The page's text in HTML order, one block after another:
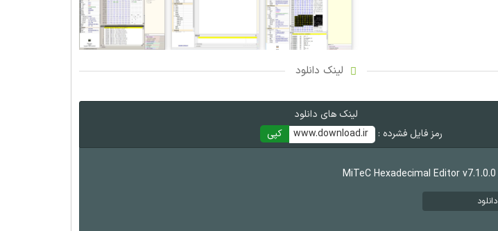
لینک دانلود
لینک های دانلود
رمز فایل فشرده :
www.download.ir کپی
دانلود